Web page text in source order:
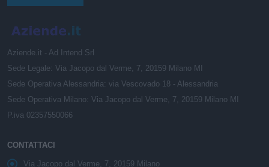
Aziende.it - Ad Intend Srl
Sede Legale: Via Jacopo dal Verme, 7, 20159 Milano MI
Sede Operativa Alessandria: via Vescovado 18 - Alessandria
Sede Operativa Milano: Via Jacopo dal Verme, 7, 20159 Milano MI
P.iva 02357550066
CONTATTACI
Via Jacopo dal Verme, 7, 20159 Milano